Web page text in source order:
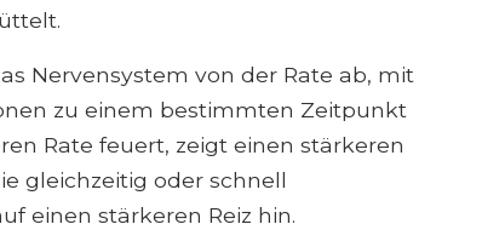
Nervensystem von der Rate ab, mit
zu einem bestimmten Zeitpunkt
Rate feuert, zeigt einen stärkeren
gleichzeitig oder schnell
einen stärkeren Reiz hin.